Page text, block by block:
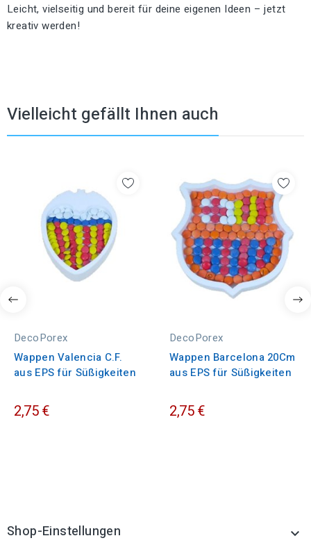
Leicht, vielseitig und bereit für deine eigenen Ideen – jetzt
kreativ werden!
Vielleicht gefällt Ihnen auch
DecoPorex
Wappen Valencia C.F.
aus EPS für Süßigkeiten
2,75 €
DecoPorex
Wappen Barcelona 20Cm
aus EPS für Süßigkeiten
2,75 €
Shop-Einstellungen 